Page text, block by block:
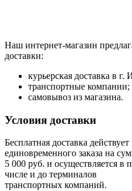
Наш интернет-магазин
доставки:
курьерская доставка в г.
транспортные компании;
самовывоз из магазина.
Условия доставки
Бесплатная доставка
единовременного заказа на
5 000 руб. и осуществляется в
числе и до терминалов
транспортных компаний.